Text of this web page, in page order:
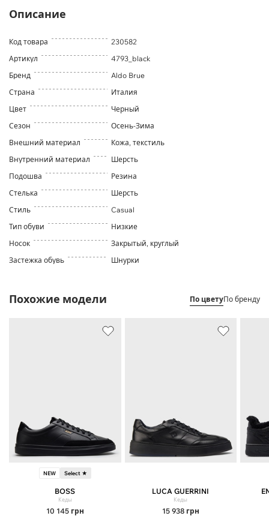
Описание
Код товара
230582
Артикул
4793_black
Бренд
Aldo Brue
Страна
Италия
Цвет
Черный
Сезон
Осень-Зима
Внешний материал
Кожа, текстиль
Внутренний материал
Шерсть
Подошва
Резина
Стелька
Шерсть
Стиль
Casual
Тип обуви
Низкие
Носок
Закрытый, круглый
Застежка обувь
Шнурки
Похожие модели По цветуПо бренду
NEW Select ★
BOSS
Кеды
10 145 грн
LUCA GUERRINI
Кеды
15 938 грн